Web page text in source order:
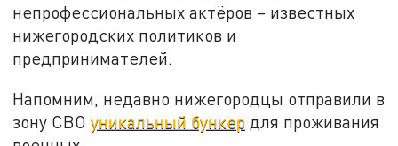
непрофессиональных актёров – известных
нижегородских политиков и
предпринимателей.
Напомним, недавно нижегородцы отправили в
зону СВОуникальный бункер для проживания